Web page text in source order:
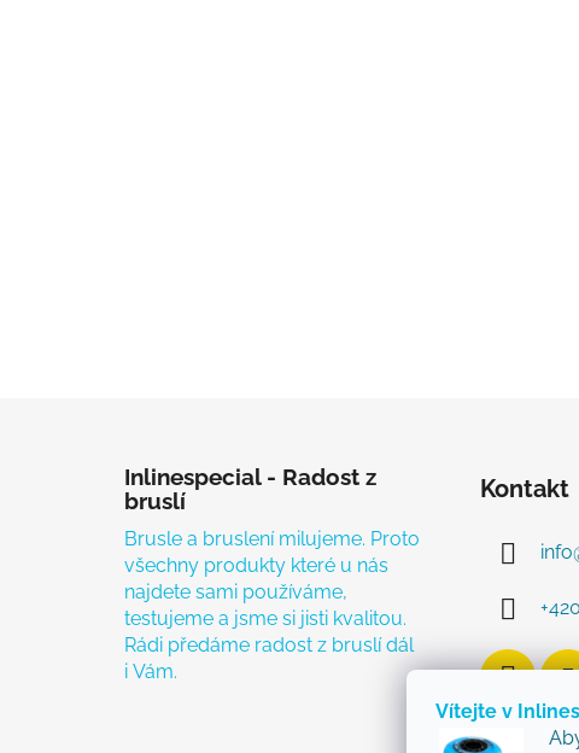
Vítejte v
Inlinespecial - Radost z
bruslí
Brusle a bruslení milujeme. Proto
všechny produkty které u nás
najdete sami používáme,
testujeme a jsme si jisti kvalitou.
Rádi předáme radost z bruslí dál
i Vám.
Kontakt
info